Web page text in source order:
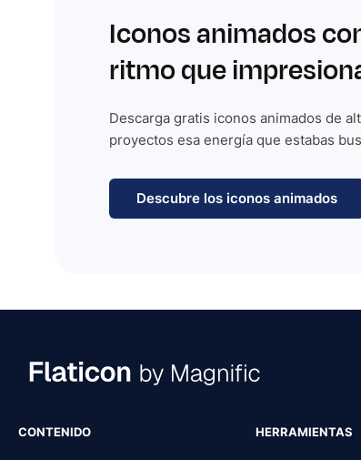
Iconos animados
ritmo que
Descarga gratis iconos animados de
proyectos esa energía que estabas
Descubre los iconos animados
CONTENIDO HERRAMIENTAS